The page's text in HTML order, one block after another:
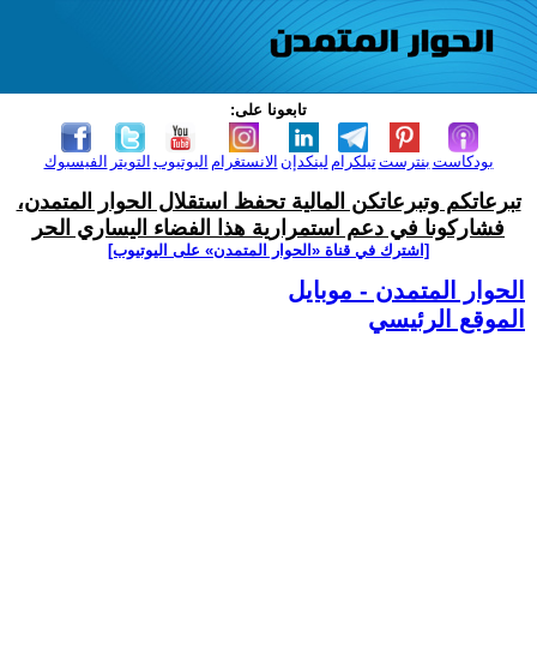
تابعونا على:
الفيسبوك التويتر اليوتيوب الانستغرام لينكدإن تيلكرامبنترست بودكاست
تبرعاتكم وتبرعاتكن المالية تحفظ استقلال الحوار المتمدن،
فشاركونا في دعم استمرارية هذا الفضاء اليساري الحر
[اشترك في قناة ‫«الحوار المتمدن» على اليوتيوب]
الحوار المتمدن - موبايل
الموقع الرئيسي